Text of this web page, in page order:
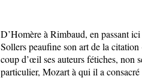
D’Homère à Rimbaud, en passant
Sollers peaufine son art de la
coup d’œil ses auteurs fétiches, non
particulier, Mozart à qui il a